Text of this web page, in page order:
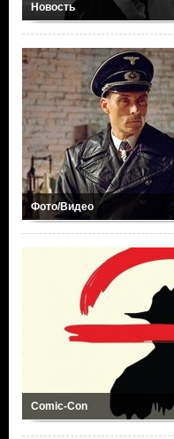
Новость
Фото/Видео
Comic-Con